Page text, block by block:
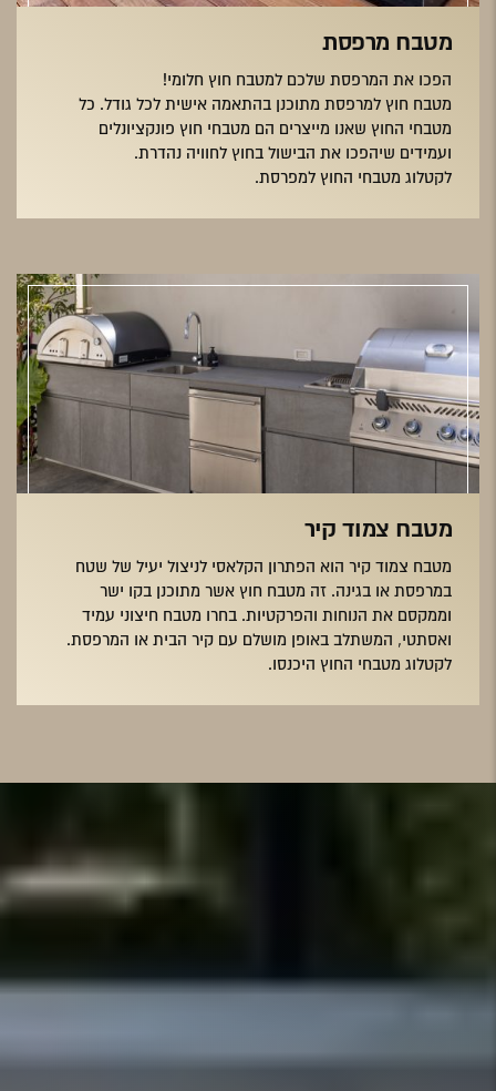
מטבח מרפסת
הפכו את המרפסת שלכם למטבח חוץ חלומי!
מטבח חוץ למרפסת מתוכנן בהתאמה אישית לכל גודל. כל
מטבחי החוץ שאנו מייצרים הם מטבחי חוץ פונקציונלים
ועמידים שיהפכו את הבישול בחוץ לחוויה נהדרת.
לקטלוג מטבחי החוץ למפרסת.
מטבח צמוד קיר
מטבח צמוד קיר הוא הפתרון הקלאסי לניצול יעיל של שטח
במרפסת או בגינה. זה מטבח חוץ אשר מתוכנן בקו ישר
וממקסם את הנוחות והפרקטיות. בחרו מטבח חיצוני עמיד
ואסתטי, המשתלב באופן מושלם עם קיר הבית או המרפסת.
לקטלוג מטבחי החוץ היכנסו.